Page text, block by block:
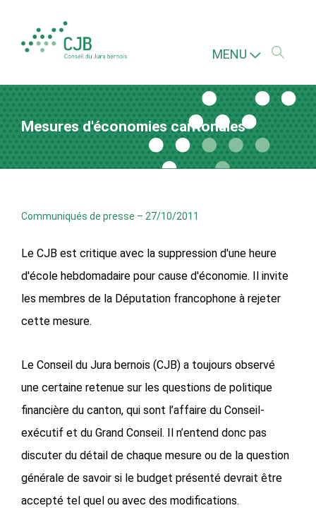
MENU
Mesures d'économies cantonales
Communiqués de presse – 27/10/2011
Le CJB est critique avec la suppression d'une heure
d'école hebdomadaire pour cause d'économie. Il invite
les membres de la Députation francophone à rejeter
cette mesure.
Le Conseil du Jura bernois (CJB) a toujours observé
une certaine retenue sur les questions de politique
financière du canton, qui sont l’affaire du Conseil-
exécutif et du Grand Conseil. Il n’entend donc pas
discuter du détail de chaque mesure ou de la question
générale de savoir si le budget présenté devrait être
accepté tel quel ou avec des modifications.